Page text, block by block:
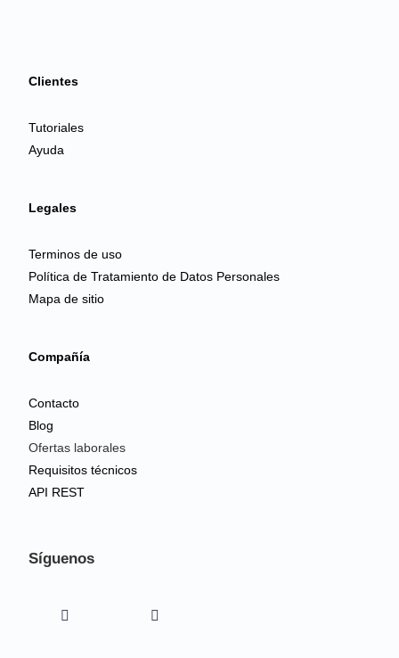
Clientes
Tutoriales
Ayuda
Legales
Terminos de uso
Política de Tratamiento de Datos Personales
Mapa de sitio
Compañía
Contacto
Blog
Ofertas laborales
Requisitos técnicos
API REST
Síguenos